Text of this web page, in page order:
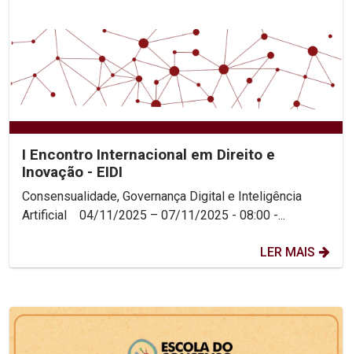
I Encontro Internacional em Direito e
Inovação - EIDI
Consensualidade, Governança Digital e Inteligência
Artificial 04/11/2025 – 07/11/2025 - 08:00 -...
LER MAIS